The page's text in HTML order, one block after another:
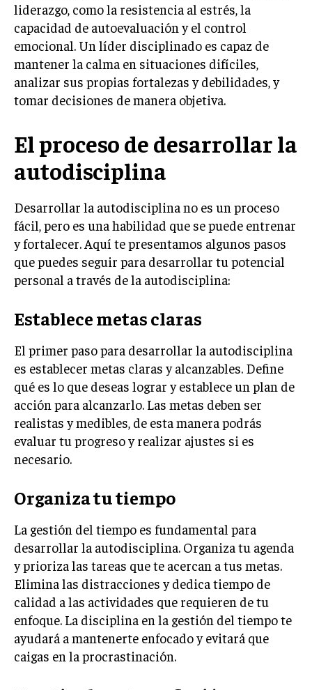
GESTIÓN DE MARCA
INVESTIGACIÓN DE MERCADO
ANÁLISIS DE COMPETENCIA
GESTIÓN DE CLIENTES
INNOVACIÓN EMPRESARIAL
GESTIÓN DEL CAMBIO
HABILIDADES DIRECTIVAS
EMPRENDIMIENTO
PLANIFICACIÓN EMPRESARIAL
FINANZAS Y CONTABILIDAD
GESTIÓN DE RECURSOS FINANCIEROS
INVERSIONES Y MERCADOS FINANCIEROS
CONTABILIDAD EMPRESARIAL
ECONOMÍA EMPRESARIAL
INTERNACIONAL
COMERCIO INTERNACIONAL
EXPANSIÓN GLOBAL
IMPORTACIÓN Y EXPORTACIÓN
ALIANZAS ESTRATÉGICAS
TECNOLOGIA
SOSTENIBILIDAD Y MEDIO AMBIENTE
GESTIÓN DE LA INNOVACIÓN TECNOLÓGICA
liderazgo, como la resistencia al estrés, la
capacidad de autoevaluación y el control
emocional. Un líder disciplinado es capaz de
mantener la calma en situaciones difíciles,
analizar sus propias fortalezas y debilidades, y
tomar decisiones de manera objetiva.
El proceso de desarrollar la
autodisciplina
Desarrollar la autodisciplina no es un proceso
fácil, pero es una habilidad que se puede entrenar
y fortalecer. Aquí te presentamos algunos pasos
que puedes seguir para desarrollar tu potencial
personal a través de la autodisciplina:
Establece metas claras
El primer paso para desarrollar la autodisciplina
es establecer metas claras y alcanzables. Define
qué es lo que deseas lograr y establece un plan de
acción para alcanzarlo. Las metas deben ser
realistas y medibles, de esta manera podrás
evaluar tu progreso y realizar ajustes si es
necesario.
Organiza tu tiempo
La gestión del tiempo es fundamental para
desarrollar la autodisciplina. Organiza tu agenda
y prioriza las tareas que te acercan a tus metas.
Elimina las distracciones y dedica tiempo de
calidad a las actividades que requieren de tu
enfoque. La disciplina en la gestión del tiempo te
ayudará a mantenerte enfocado y evitará que
caigas en la procrastinación.